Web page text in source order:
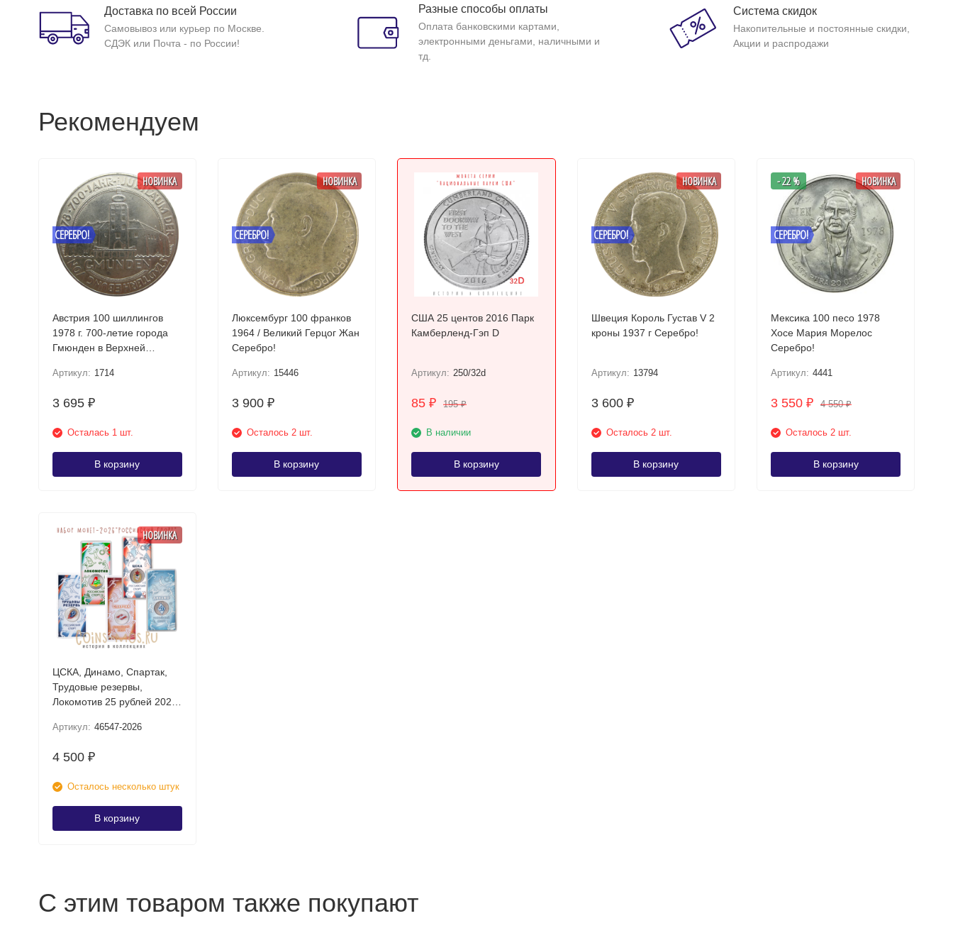
Доставка по всей России
Самовывоз или курьер по Москве.
СДЭК или Почта - по России!
Разные способы оплаты
Оплата банковскими картами,
электронными деньгами, наличными и
тд.
Система скидок
Накопительные и постоянные скидки,
Акции и распродажи
Рекомендуем
СЕРЕБРО!
НОВИНКА
Австрия 100 шиллингов
1978 г. 700-летие города
Гмюнден в Верхней
Артикул: 1714
3 695 ₽
Осталась 1 шт.
В корзину
СЕРЕБРО!
НОВИНКА
Люксембург 100 франков
1964 / Великий Герцог Жан
Серебро!
Артикул: 15446
3 900 ₽
Осталось 2 шт.
В корзину
США 25 центов 2016 Парк
Камберленд-Гэп D
Артикул: 250/32d
85₽ 195₽
В наличии
В корзину
СЕРЕБРО!
НОВИНКА
Швеция Король Густав V 2
кроны 1937 г Серебро!
Артикул: 13794
3 600 ₽
Осталось 2 шт.
В корзину
СЕРЕБРО!
- 22 % НОВИНКА
Мексика 100 песо 1978
Хосе Мария Морелос
Серебро!
Артикул: 4441
3 550₽ 4 550₽
Осталось 2 шт.
В корзину
НОВИНКА
ЦСКА, Динамо, Спартак,
Трудовые резервы,
Локомотив 25 рублей 2026
Набор цветных монет в
Артикул: 46547-2026
4 500 ₽
Осталось несколько штук
В корзину
С этим товаром также покупают